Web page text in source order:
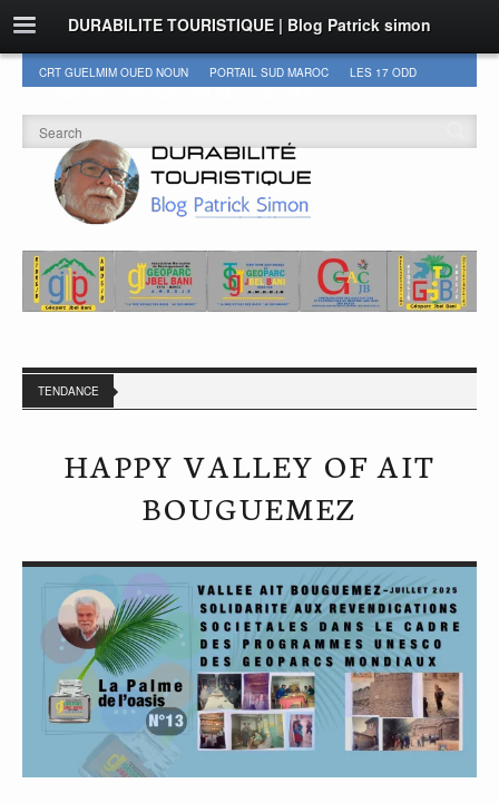
DURABILITE TOURISTIQUE | Blog Patrick simon
CRT GUELMIM OUED NOUN PORTAIL SUD MAROC
LES 17 ODD
TENDANCE
HAPPY VALLEY OF AIT
BOUGUEMEZ